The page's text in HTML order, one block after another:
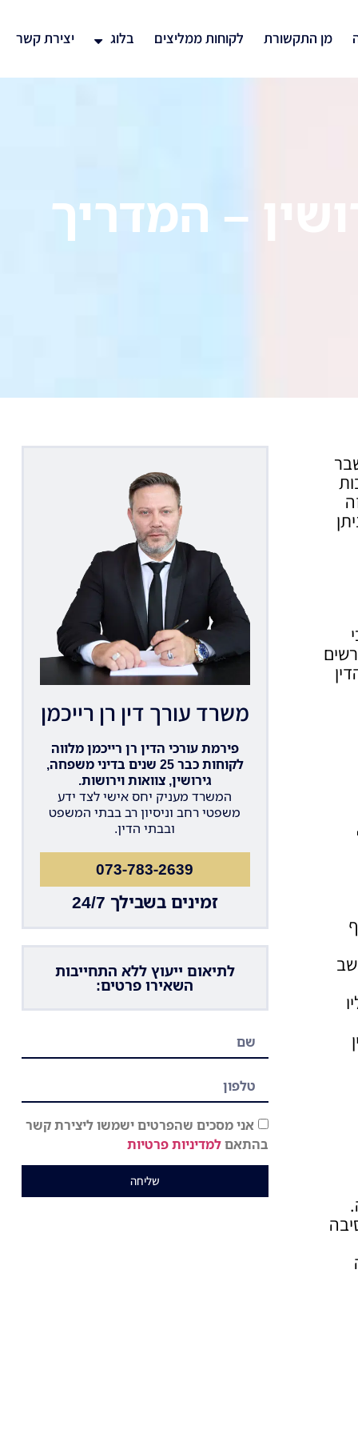
מן התקשורת לקוחות ממליצים בלוג יצירת קשר
– המדריך
משרד עורך דין רן רייכמן
פירמת עורכי הדין רן רייכמן מלווה
לקוחות כבר 25 שנים בדיני משפחה,
גירושין, צוואות וירושות.
המשרד מעניק יחס אישי לצד ידע
משפטי רחב וניסיון רב בבתי המשפט
ובבתי הדין.
073-783-2639
זמינים בשבילך 24/7
לתיאום ייעוץ ללא התחייבות
השאירו פרטים:
אני מסכים שהפרטים ישמשו ליצירת קשר
בהתאםלמדיניות פרטיות
שליחה